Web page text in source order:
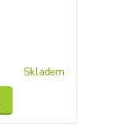
Skladem